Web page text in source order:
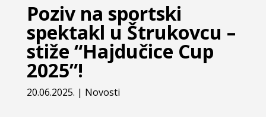
Poziv na sportski
spektakl u Štrukovcu –
stiže “Hajdučice Cup
2025”!
20.06.2025. | Novosti